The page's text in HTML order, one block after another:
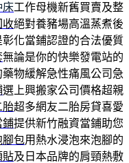
床工作母機新舊買賣及整
收絕對養豬場高溫蒸煮後
彰化當鋪認證的合法優質
無論是你的快樂發電站的
藥物緩解急性痛風公司急
選上興搬家公司價格超親
胎超多網友二胎房貸喜愛
鋪提供新竹融資當鋪助您
腳包用熱水浸泡來泡腳的
貼及日本品牌的肩頸熱敷